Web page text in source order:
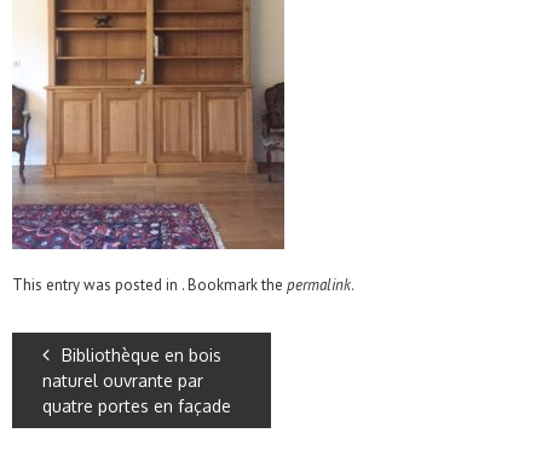
This entry was posted in . Bookmark the permalink.
Bibliothèque en bois
naturel ouvrante par
quatre portes en façade